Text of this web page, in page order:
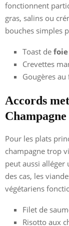
fonctionnent
gras, salins ou
bouches simples
Toast de foie
Crevettes
Gougères
Accords
Pour les plats
champagne trop
peut aussi
des cas, les
végétariens
Filet de
Risotto aux